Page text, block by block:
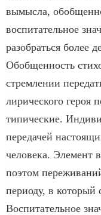
вымысла,
воспитательное
разобраться более
Обобщенность
стремлении
лирического героя
типические.
передачей
человека. Элемент
поэтом
периоду, в который
Воспитательное